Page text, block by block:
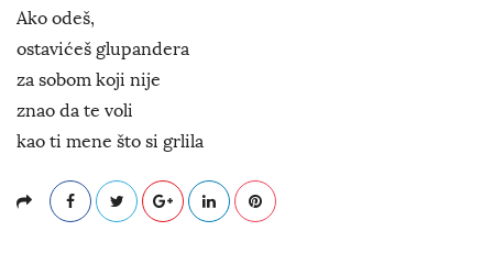
Ako odeš,
ostavićeš glupandera
za sobom koji nije
znao da te voli
kao ti mene što si grlila